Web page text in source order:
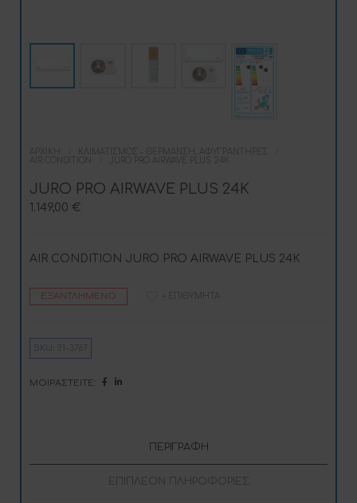
ΑΡΧΙΚΉ
ΚΛΙΜΑΤΙΣΜΌΣ - ΘΈΡΜΑΝΣΗ, ΑΦΥΓΡΑΝΤΉΡΕΣ
AIR CONDITION
JURO PRO AIRWAVE PLUS 24K
JURO PRO AIRWAVE PLUS 24K
1.149,00 €
AIR CONDITION JURO PRO AIRWAVE PLUS 24K
ΕΞΑΝΤΛΗΜΈΝΟ + ΕΠΙΘΥΜΗΤΆ
SKU:
ΜΟΙΡΑΣΤΕΊΤΕ:
ΠΕΡΙΓΡΑΦΉ
ΕΠΙΠΛΈΟΝ ΠΛΗΡΟΦΟΡΊΕΣ